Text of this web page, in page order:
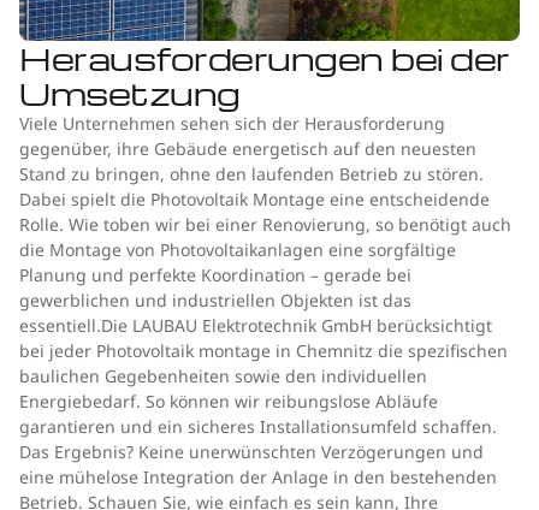
Herausforderungen bei der
Umsetzung
Viele Unternehmen sehen sich der Herausforderung
gegenüber, ihre Gebäude energetisch auf den neuesten
Stand zu bringen, ohne den laufenden Betrieb zu stören.
Dabei spielt die Photovoltaik Montage eine entscheidende
Rolle. Wie toben wir bei einer Renovierung, so benötigt auch
die Montage von Photovoltaikanlagen eine sorgfältige
Planung und perfekte Koordination – gerade bei
gewerblichen und industriellen Objekten ist das
essentiell.Die LAUBAU Elektrotechnik GmbH berücksichtigt
bei jeder Photovoltaik montage in Chemnitz die spezifischen
baulichen Gegebenheiten sowie den individuellen
Energiebedarf. So können wir reibungslose Abläufe
garantieren und ein sicheres Installationsumfeld schaffen.
Das Ergebnis? Keine unerwünschten Verzögerungen und
eine mühelose Integration der Anlage in den bestehenden
Betrieb. Schauen Sie, wie einfach es sein kann, Ihre